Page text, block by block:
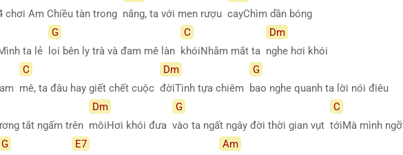
chơi Am Chiều tàn trong nắng, ta với men rượu cayChìm dần bóng
ta lẻ
G
loi bên ly trà và đam mê làn
C
khóiNhắm mắt ta
Dm
nghe hơi khói
C
mê, ta đâu hay giết chết cuộc
Dm
đờiTình tựa chiêm
G
bao nghe quanh ta lời nói điêu
tắt ngấm trên
Dm
môiHơi khói đưa
G
vào ta ngất ngây đời thời gian vụt
C
tớiMà mình ngỡ
G
E7
Am